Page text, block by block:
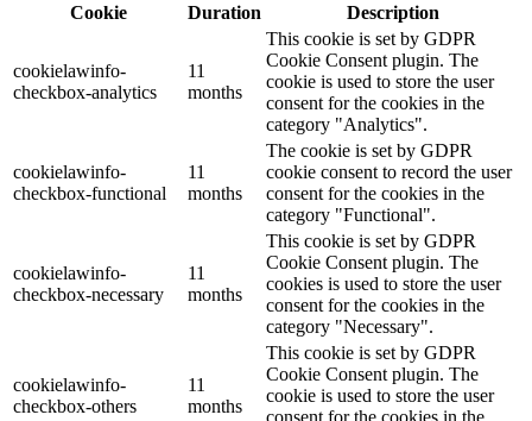
Cookie
Duration Description
cookielawinfo-
checkbox-analytics
11
months
This cookie is set by GDPR
Cookie Consent plugin. The
cookie is used to store the user
consent for the cookies in the
category "Analytics".
cookielawinfo-
checkbox-functional
11
months
The cookie is set by GDPR
cookie consent to record the user
consent for the cookies in the
category "Functional".
cookielawinfo-
checkbox-necessary
11
months
This cookie is set by GDPR
Cookie Consent plugin. The
cookies is used to store the user
consent for the cookies in the
category "Necessary".
cookielawinfo-
checkbox-others
11
months
This cookie is set by GDPR
Cookie Consent plugin. The
cookie is used to store the user